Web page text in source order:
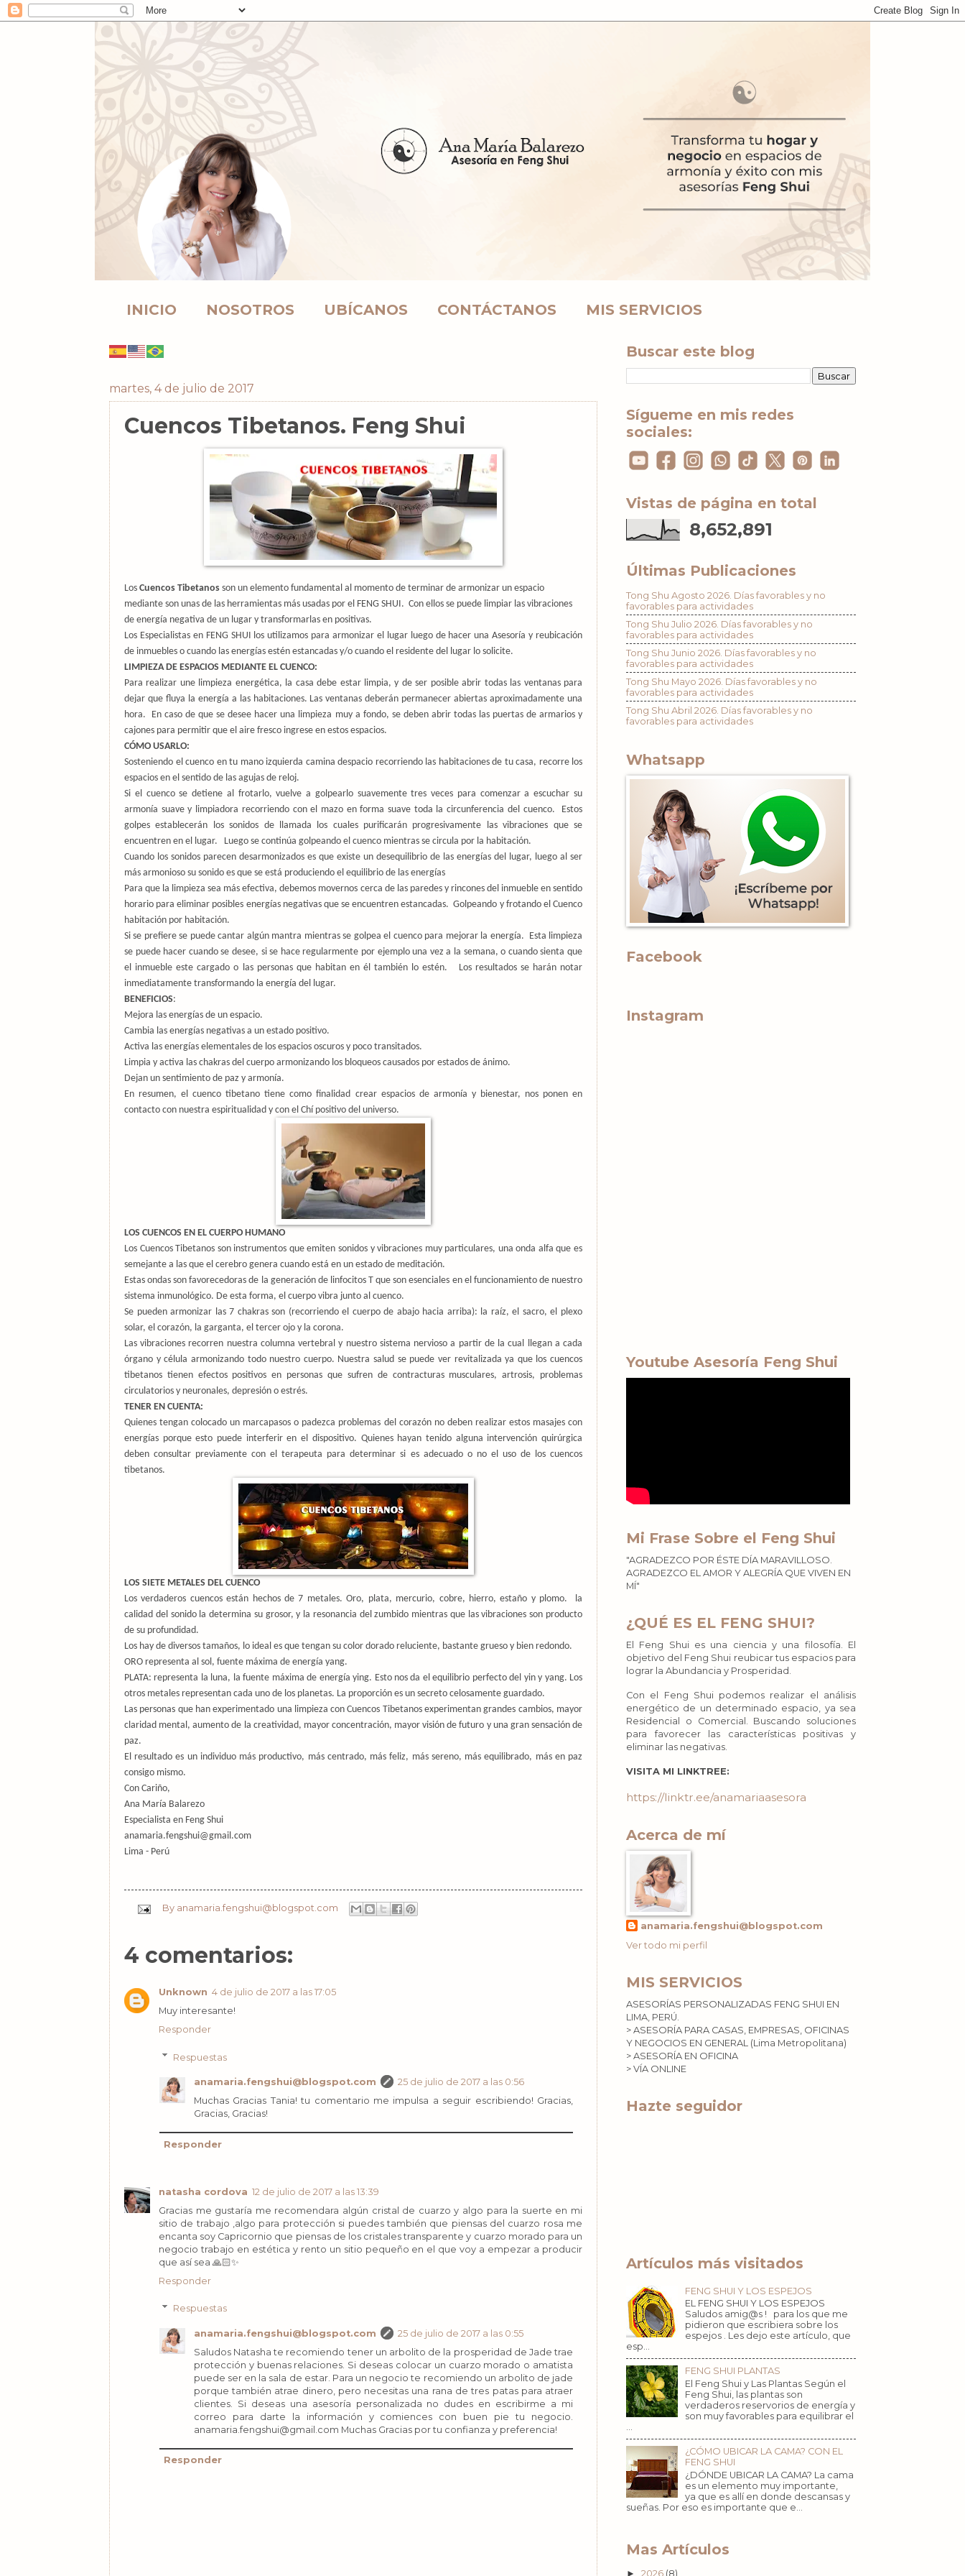
INICIO NOSOTROS UBÍCANOS CONTÁCTANOS MIS SERVICIOS
martes, 4 de julio de 2017
Cuencos Tibetanos. Feng Shui
Los Cuencos Tibetanos son un elemento fundamental al momento de terminar de armonizar un espacio
mediante son unas de las herramientas más usadas por el FENG SHUI. Con ellos se puede limpiar las vibraciones
de energía negativa de un lugar y transformarlas en positivas.
Los Especialistas en FENG SHUI los utilizamos para armonizar el lugar luego de hacer una Asesoría y reubicación
de inmuebles o cuando las energías estén estancadas y/o cuando el residente del lugar lo solicite.
LIMPIEZA DE ESPACIOS MEDIANTE EL CUENCO:
Para realizar une limpieza energética, la casa debe estar limpia, y de ser posible abrir todas las ventanas para
dejar que fluya la energía a las habitaciones. Las ventanas deberán permanecer abiertas aproximadamente una
hora.
En caso de que se desee hacer una limpieza muy a fondo, se deben abrir todas las puertas de armarios y
cajones para permitir que el aire fresco ingrese en estos espacios.
CÓMO USARLO:
Sosteniendo el cuenco en tu mano izquierda camina despacio recorriendo las habitaciones de tu casa, recorre los
espacios en el sentido de las agujas de reloj.
Si el cuenco se detiene al frotarlo, vuelve a golpearlo suavemente tres veces para comenzar a escuchar su
armonía suave y limpiadora recorriendo con el mazo en forma suave toda la circunferencia del cuenco.
Estos
golpes establecerán los sonidos de llamada los cuales purificarán progresivamente las vibraciones que se
encuentren en el lugar.
Luego se continúa golpeando el cuenco mientras se circula por la habitación.
Cuando los sonidos parecen desarmonizados es que existe un desequilibrio de las energías del lugar, luego al ser
más armonioso su sonido es que se está produciendo el equilibrio de las energías
Para que la limpieza sea más efectiva, debemos movernos cerca de las paredes y rincones del inmueble en sentido
horario para eliminar posibles energías negativas que se encuentren estancadas. Golpeando y frotando el Cuenco
habitación por habitación.
Si se prefiere se puede cantar algún mantra mientras se golpea el cuenco para mejorar la energía.
Esta limpieza
se puede hacer cuando se desee, si se hace regularmente por ejemplo una vez a la semana, o cuando sienta que
el inmueble este cargado o las personas que habitan en él también lo estén.
Los resultados se harán notar
inmediatamente transformando la energía del lugar.
BENEFICIOS:
Mejora las energías de un espacio.
Cambia las energías negativas a un estado positivo.
Activa las energías elementales de los espacios oscuros y poco transitados.
Limpia y activa las chakras del cuerpo armonizando los bloqueos causados por estados de ánimo.
Dejan un sentimiento de paz y armonía.
En resumen, el cuenco tibetano tiene como finalidad crear espacios de armonía y bienestar, nos ponen en
contacto con nuestra espiritualidad y con el Chí positivo del universo.
LOS CUENCOS EN EL CUERPO HUMANO
Los Cuencos Tibetanos son instrumentos que emiten sonidos y vibraciones muy particulares, una onda alfa que es
semejante a las que el cerebro genera cuando está en un estado de meditación.
Estas ondas son favorecedoras de la generación de linfocitos T que son esenciales en el funcionamiento de nuestro
sistema inmunológico. De esta forma, el cuerpo vibra junto al cuenco.
Se pueden armonizar las 7 chakras son (recorriendo el cuerpo de abajo hacia arriba): la raíz, el sacro, el plexo
solar, el corazón, la garganta, el tercer ojo y la corona.
Las vibraciones recorren nuestra columna vertebral y nuestro sistema nervioso a partir de la cual llegan a cada
órgano y célula armonizando todo nuestro cuerpo. Nuestra salud se puede ver revitalizada ya que los cuencos
tibetanos tienen efectos positivos en personas que sufren de contracturas musculares, artrosis, problemas
circulatorios y neuronales, depresión o estrés.
TENER EN CUENTA:
Quienes tengan colocado un marcapasos o padezca problemas del corazón no deben realizar estos masajes con
energías porque esto puede interferir en el dispositivo. Quienes hayan tenido alguna intervención quirúrgica
deben consultar previamente con el terapeuta para determinar si es adecuado o no el uso de los cuencos
tibetanos.
LOS SIETE METALES DEL CUENCO
Los verdaderos cuencos están hechos de 7 metales. Oro, plata, mercurio, cobre, hierro, estaño y plomo.
la
calidad del sonido la determina su grosor, y la resonancia del zumbido mientras que las vibraciones son producto
de su profundidad.
Los hay de diversos tamaños, lo ideal es que tengan su color dorado reluciente, bastante grueso y bien redondo.
ORO representa al sol, fuente máxima de energía yang.
PLATA: representa la luna, la fuente máxima de energía ying. Esto nos da el equilibrio perfecto del yin y yang. Los
otros metales representan cada uno de los planetas. La proporción es un secreto celosamente guardado.
Las personas que han experimentado una limpieza con Cuencos Tibetanos experimentan grandes cambios, mayor
claridad mental, aumento de la creatividad, mayor concentración, mayor visión de futuro y una gran sensación de
paz.
El resultado es un individuo más productivo, más centrado, más feliz, más sereno, más equilibrado, más en paz
consigo mismo.
Con Cariño,
Ana María Balarezo
Especialista en Feng Shui
anamaria.fengshui@gmail.com
Lima - Perú
By anamaria.fengshui@blogspot.com
4 comentarios:
Unknown 4 de julio de 2017 a las 17:05
Muy interesante!
Responder
Respuestas
anamaria.fengshui@blogspot.com
25 de julio de 2017 a las 0:56
Muchas Gracias Tania! tu comentario me impulsa a seguir escribiendo! Gracias,
Gracias, Gracias!
Responder
natasha cordova 12 de julio de 2017 a las 13:39
Gracias me gustaría me recomendara algún cristal de cuarzo y algo para la suerte en mi
sitio de trabajo ,algo para protección si puedes también que piensas del cuarzo rosa me
encanta soy Capricornio que piensas de los cristales transparente y cuarzo morado para un
negocio trabajo en estética y rento un sitio pequeño en el que voy a empezar a producir
que así sea 🙏🏻✨
Responder
Respuestas
anamaria.fengshui@blogspot.com
25 de julio de 2017 a las 0:55
Saludos Natasha te recomiendo tener un arbolito de la prosperidad de Jade trae
protección y buenas relaciones. Si deseas colocar un cuarzo morado o amatista
puede ser en la sala de estar. Para un negocio te recomiendo un arbolito de jade
porque también atrae dinero, pero necesitas una rana de tres patas para atraer
clientes. Si deseas una asesoría personalizada no dudes en escribirme a mi
correo para darte la información y comiences con buen pie tu negocio.
anamaria.fengshui@gmail.com Muchas Gracias por tu confianza y preferencia!
Responder
Buscar este blog
Sígueme en mis redes
sociales:
Vistas de página en total
8,652,891
Últimas Publicaciones
Tong Shu Agosto 2026. Días favorables y no
favorables para actividades
Tong Shu Julio 2026. Días favorables y no
favorables para actividades
Tong Shu Junio 2026. Días favorables y no
favorables para actividades
Tong Shu Mayo 2026. Días favorables y no
favorables para actividades
Tong Shu Abril 2026. Días favorables y no
favorables para actividades
Whatsapp
Facebook
Instagram
Youtube Asesoría Feng Shui
Mi Frase Sobre el Feng Shui
"AGRADEZCO POR ÉSTE DÍA MARAVILLOSO.
AGRADEZCO EL AMOR Y ALEGRÍA QUE VIVEN EN
MÍ"
¿QUÉ ES EL FENG SHUI?
El Feng Shui es una ciencia y una filosofía. El
objetivo del Feng Shui reubicar tus espacios para
lograr la Abundancia y Prosperidad.
Con el Feng Shui podemos realizar el análisis
energético de un determinado espacio, ya sea
Residencial o Comercial. Buscando soluciones
para favorecer las características positivas y
eliminar las negativas.
VISITA MI LINKTREE:
https://linktr.ee/anamariaasesora
Acerca de mí
anamaria.fengshui@blogspot.com
Ver todo mi perfil
MIS SERVICIOS
ASESORÍAS PERSONALIZADAS FENG SHUI EN
LIMA, PERÚ.
> ASESORÍA PARA CASAS, EMPRESAS, OFICINAS
Y NEGOCIOS EN GENERAL (Lima Metropolitana)
> ASESORÍA EN OFICINA
> VÍA ONLINE
Hazte seguidor
Artículos más visitados
FENG SHUI Y LOS ESPEJOS
EL FENG SHUI Y LOS ESPEJOS
Saludos amig@s ! para los que me
pidieron que escribiera sobre los
espejos . Les dejo este artículo, que
esp...
FENG SHUI PLANTAS
El Feng Shui y Las Plantas Según el
Feng Shui, las plantas son
verdaderos reservorios de energía y
son muy favorables para equilibrar el
...
¿CÓMO UBICAR LA CAMA? CON EL
FENG SHUI
¿DÓNDE UBICAR LA CAMA? La cama
es un elemento muy importante,
ya que es allí en donde descansas y
sueñas. Por eso es importante que e...
Mas Artículos
► 2026 (8)